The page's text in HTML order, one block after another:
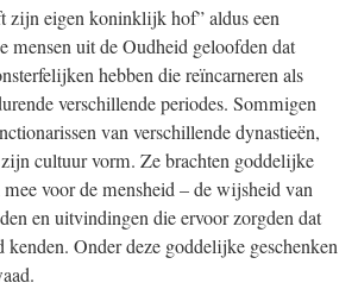
zijn eigen koninklijk hof” aldus een
mensen uit de Oudheid geloofden dat
hebben die reïncarneren als
verschillende periodes. Sommigen
van verschillende dynastieën,
cultuur vorm. Ze brachten goddelijke
voor de mensheid – de wijsheid van
en uitvindingen die ervoor zorgden dat
kenden. Onder deze goddelijke geschenken